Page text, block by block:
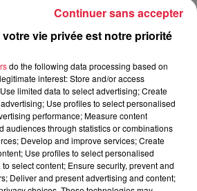
2026
Trautmann réagit
2026
zoo de Mulhouse : rencontre
les flamants rouges
vie privée est notre priorité
do the following data processing based on
interest: Store and/or access
limited data to select advertising; Create
Use profiles to select personalised
performance; Measure content
audiences through statistics or combinations
Develop and improve services; Create
Use profiles to select personalised
select content; Ensure security, prevent and
Deliver and present advertising and content;
Continuer sans accepter